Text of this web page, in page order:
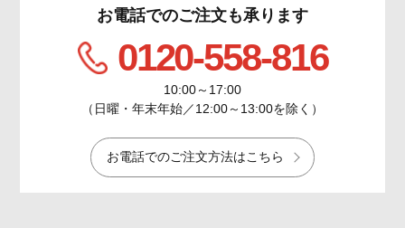
お電話でのご注文も承ります
0120-558-816
10:00～17:00
（日曜・年末年始／12:00～13:00を除く）
お電話でのご注文方法はこちら